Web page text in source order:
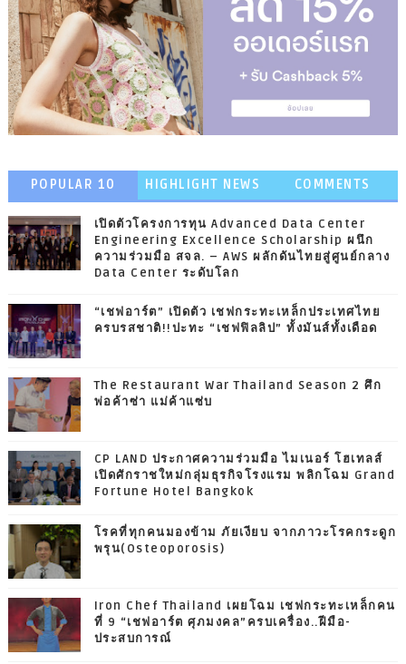
POPULAR 10 HIGHLIGHT NEWS COMMENTS
เปิดตัวโครงการทุน Advanced Data Center
Engineering Excellence Scholarship ผนึก
ความร่วมมือ สจล. – AWS ผลักดันไทยสู่ศูนย์กลาง
Data Center ระดับโลก
“เชฟอาร์ต” เปิดตัว เชฟกระทะเหล็กประเทศไทย
ครบรสชาติ!!ปะทะ “เชฟฟิลลิป” ทั้งมันส์ทั้งเดือด
The Restaurant War Thailand Season 2 ศึก
พ่อค้าซ่า แม่ค้าแซ่บ
CP LAND ประกาศความร่วมมือ ไมเนอร์ โฮเทลส์
เปิดศักราชใหม่กลุ่มธุรกิจโรงแรม พลิกโฉม Grand
Fortune Hotel Bangkok
โรคที่ทุกคนมองข้าม ภัยเงียบ จากภาวะโรคกระดูก
พรุน(Osteoporosis)
Iron Chef Thailand เผยโฉม เชฟกระทะเหล็กคน
ที่ 9 “เชฟอาร์ต ศุภมงคล”ครบเครื่อง..ฝีมือ-
ประสบการณ์